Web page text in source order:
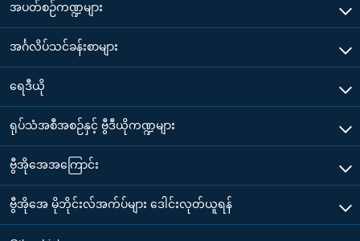
အပတ်စဉ်ကဏ္ဍများ
အင်္ဂလိပ်သင်ခန်းစာများ
ရေဒီယို
ရုပ်သံအစီအစဉ်နှင့် ဗွီဒီယိုကဏ္ဍများ
ဗွီအိုအေအကြောင်း
ဗွီအိုအေ မိုဘိုင်းလ်အက်ပ်များ ဒေါင်းလုတ်ယူရန်